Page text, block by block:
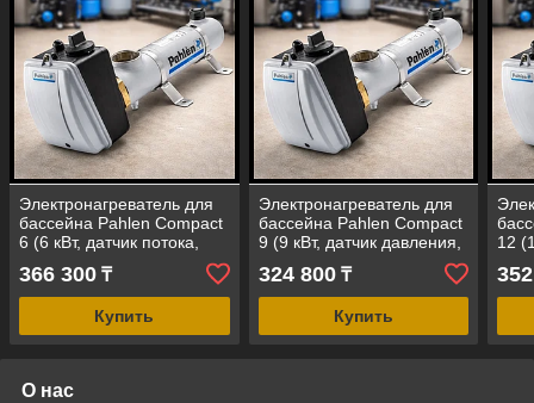
Электронагреватель для
бассейна Pahlen Compact
6 (6 кВт, датчик потока,
корпус - нержавеющая
сталь AISI-316)
366 300 ₸
Купить
Электронагреватель для
бассейна Pahlen Compact
9 (9 кВт, датчик давления,
корпус - нержавеющая
сталь AISI-316)
324 800₸
Купить
12
О нас